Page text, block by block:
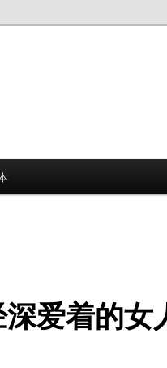
爱着的女